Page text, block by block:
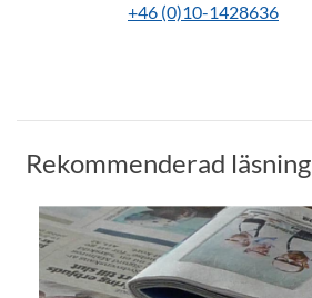
+46 (0)10-1428636
Rekommenderad läsning